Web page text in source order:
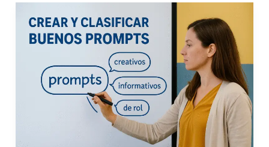
crear
buenos
prompts:
guía